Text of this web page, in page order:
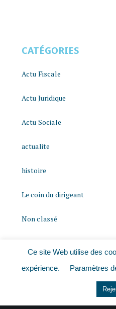
CATÉGORIES
Actu Fiscale
Actu Juridique
Actu Sociale
actualite
histoire
Le coin du dirigeant
Non classé
Ce site Web utilise des
expérience.
Paramètres